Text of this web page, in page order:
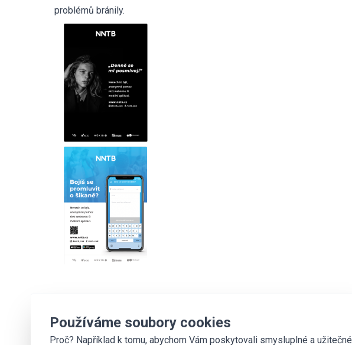
problémů bránily.
Používáme soubory cookies
Proč? Například k tomu, abychom Vám poskytovali smysluplné a užitečné